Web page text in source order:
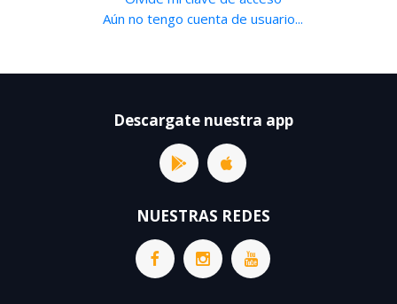
Aún no tengo cuenta de usuario...
Descargate nuestra app
NUESTRAS REDES